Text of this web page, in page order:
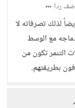
ردا
لذلك تصرفاته لا
مع الوسط
التنمر تكون من
بطريقتهم.